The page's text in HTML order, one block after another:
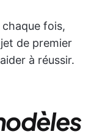
fois,
de premier
à réussir.